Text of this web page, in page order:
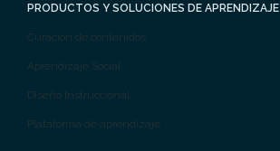
PRODUCTOS Y SOLUCIONES DE APRENDIZAJE
Curación de contenidos
Aprendizaje Social
Diseño Instruccional
Plataforma de aprendizaje